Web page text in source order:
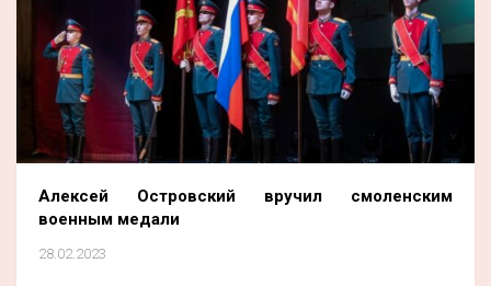
Алексей Островский вручил смоленским
военным медали
28.02.2023